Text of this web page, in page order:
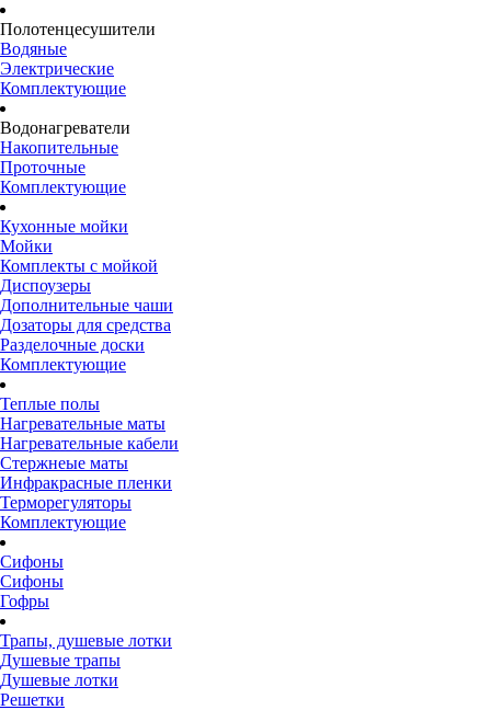
Полотенцесушители
Водяные
Электрические
Комплектующие
Водонагреватели
Накопительные
Проточные
Комплектующие
Кухонные мойки
Мойки
Комплекты с мойкой
Диспоузеры
Дополнительные чаши
Дозаторы для средства
Разделочные доски
Комплектующие
Теплые полы
Нагревательные маты
Нагревательные кабели
Стержнеые маты
Инфракрасные пленки
Терморегуляторы
Комплектующие
Сифоны
Сифоны
Гофры
Трапы, душевые лотки
Душевые трапы
Душевые лотки
Решетки